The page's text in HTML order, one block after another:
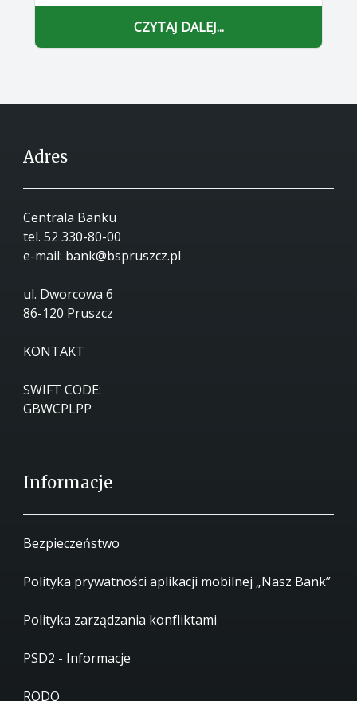
CZYTAJ DALEJ...
Adres
Centrala Banku
tel. 52 330-80-00
e-mail: bank@bspruszcz.pl
ul. Dworcowa 6
86-120 Pruszcz
KONTAKT
SWIFT CODE:
GBWCPLPP
Informacje
Bezpieczeństwo
Polityka prywatności aplikacji mobilnej „Nasz Bank”
Polityka zarządzania konfliktami
PSD2 - Informacje
RODO